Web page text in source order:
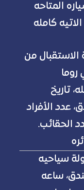
المتاحه
كامله
الاستقبال من
روما
تاريخ
عدد الأفراد
الحقائب.
سياحيه
ساعه